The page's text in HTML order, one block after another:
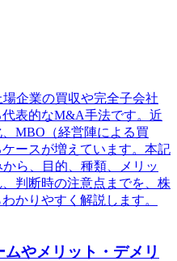
企業の買収や完全子会社
表的なM&A手法です。近
MBO（経営陣による買
ースが増えています。本記
ら、目的、種類、メリッ
判断時の注意点までを、株
かりやすく解説します。
やメリット・デメリ